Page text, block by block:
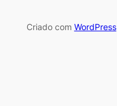
Criado com WordPress